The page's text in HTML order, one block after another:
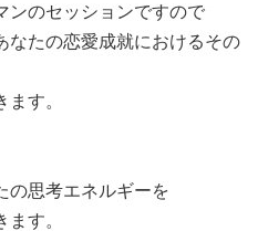
ンのセッションですので
なたの恋愛成就におけるその
す。
の思考エネルギーを
す。